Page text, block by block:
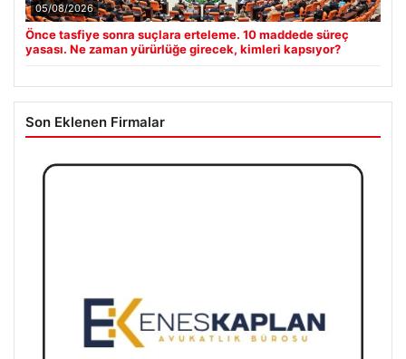
05/08/2026
Önce tasfiye sonra suçlara erteleme. 10 maddede süreç
yasası. Ne zaman yürürlüğe girecek, kimleri kapsıyor?
Son Eklenen Firmalar